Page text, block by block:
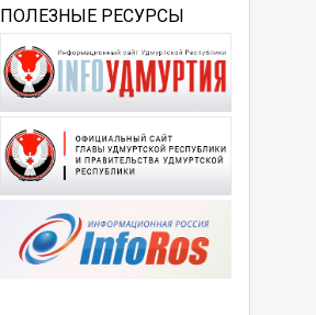
ПОЛЕЗНЫЕ РЕСУРСЫ